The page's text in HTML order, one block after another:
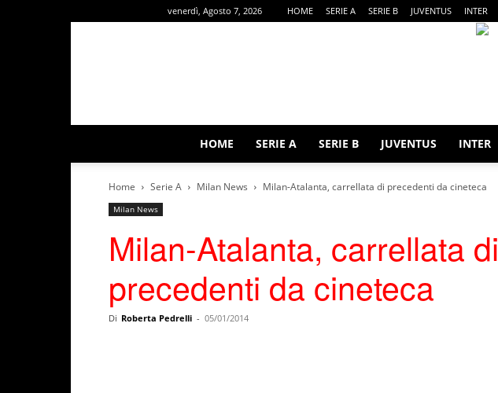
venerdì, Agosto 7, 2026 HOME SERIE A SERIE B JUVENTUS INTER
HOME SERIE A SERIE B JUVENTUS INTER
Home Serie A Milan News Milan-Atalanta, carrellata di precedenti da cineteca
Milan News
Milan-Atalanta, carrellata di
precedenti da cineteca
Di Roberta Pedrelli - 05/01/2014